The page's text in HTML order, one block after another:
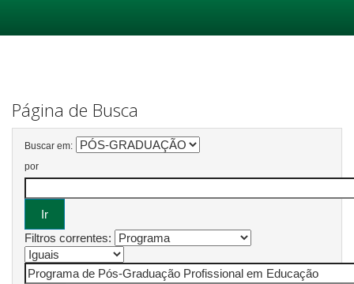
Página de Busca
Buscar em:
por
Filtros correntes: